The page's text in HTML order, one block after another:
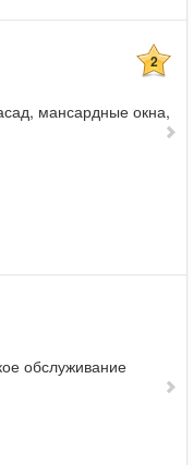
2
мансардные окна,
обслуживание